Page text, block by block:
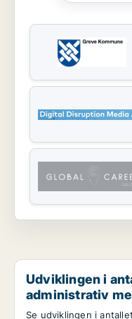
Udviklingen i
administrativ
Se udviklingen i